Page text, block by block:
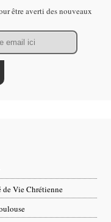
être averti des nouveaux
de Vie Chrétienne